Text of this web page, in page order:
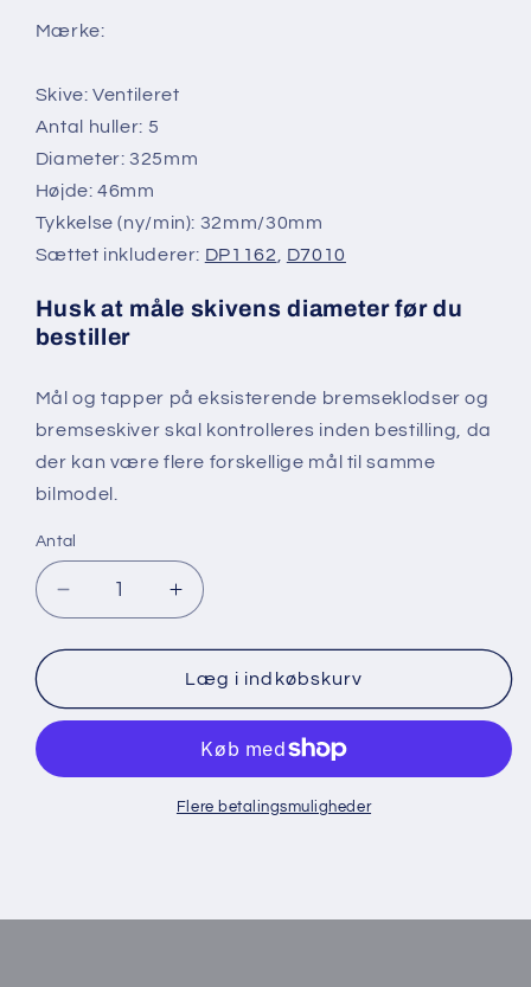
Mærke:
Skive: Ventileret
Antal huller: 5
Diameter: 325mm
Højde: 46mm
Tykkelse (ny/min): 32mm/30mm
Sættet inkluderer: DP1162 D7010
Husk at måle skivens diameter før du
bestiller
Mål og tapper på eksisterende bremseklodser og
bremseskiver skal kontrolleres inden bestilling, da
der kan være flere forskellige mål til samme
bilmodel.
Antal
Reducer
antallet
for
Ultimax2/Standard
Sæt
Øg
antallet
for
Ultimax2/Standard
Sæt
325mm
Læg i indkøbskurv
Flere betalingsmuligheder